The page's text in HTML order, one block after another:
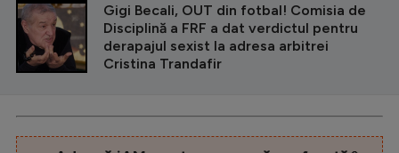
Gigi Becali, OUT din fotbal! Comisia de
Disciplină a FRF a dat verdictul pentru
derapajul sexist la adresa arbitrei
Cristina Trandafir